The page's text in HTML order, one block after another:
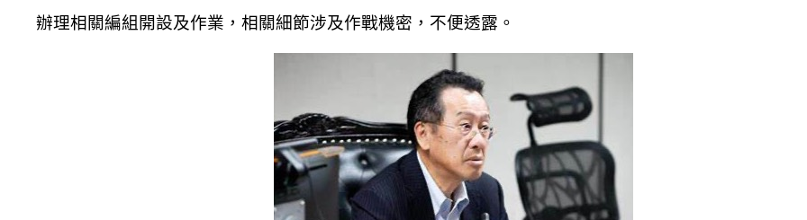
辦理相關編組開設及作業，相關細節涉及作戰機密，不便透露。